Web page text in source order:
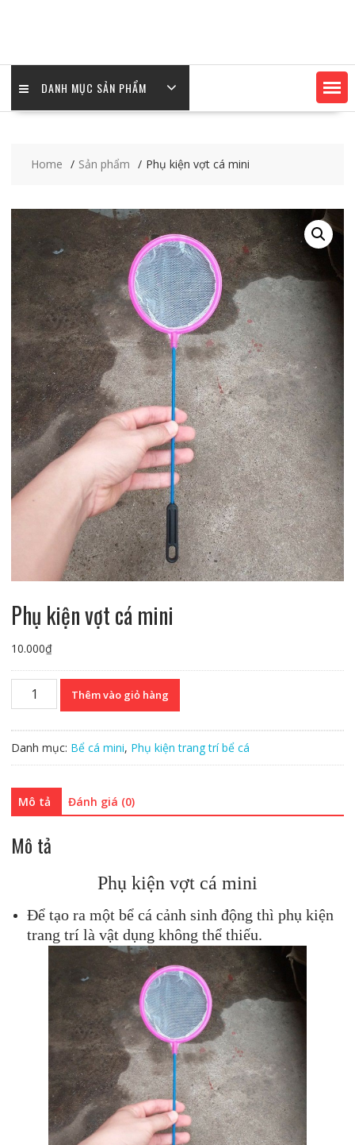
DANH MỤC SẢN PHẨM
Home Sản phẩm Phụ kiện vợt cá mini
Phụ kiện vợt cá mini
10.000₫
mini
lượng
Thêm vào giỏ hàng
Danh mục: Bể cá mini, Phụ kiện trang trí bể cá
Mô tả Đánh giá (0)
Mô tả
Phụ kiện vợt cá mini
Để tạo ra một bể cá cảnh sinh động thì phụ kiện
trang trí là vật dụng không thể thiếu.